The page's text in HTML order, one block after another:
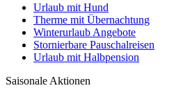
Urlaub mit Hund
Therme mit Übernachtung
Winterurlaub Angebote
Stornierbare Pauschalreisen
Urlaub mit Halbpension
Saisonale Aktionen